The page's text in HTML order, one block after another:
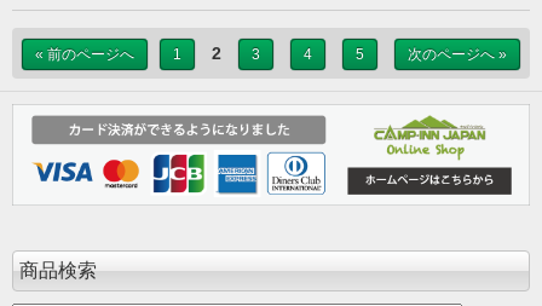
« 前のページへ 1 2 3 4 5 次のページへ »
商品検索